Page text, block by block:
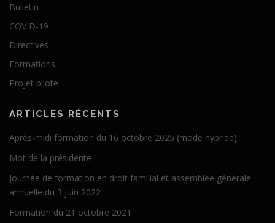
Bulletin
COVID-19
Directives
Formations
Projet pilote
ARTICLES RÉCENTS
Après-midi formation du 16 octobre 2025 (mode hybride)
Mot de la présidente
Journée de formation en droit familial et assemblée générale
annuelle du 3 juin 2022
Formation du 21 octobre 2021